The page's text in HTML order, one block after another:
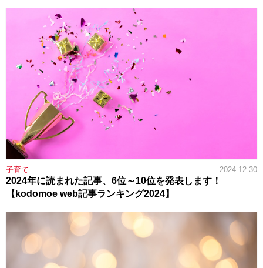
子育て 2024.12.30
2024年に読まれた記事、6位～10位を発表します！
【kodomoe web記事ランキング2024】